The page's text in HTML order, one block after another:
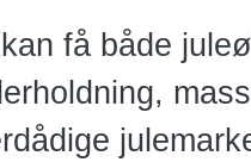
få både